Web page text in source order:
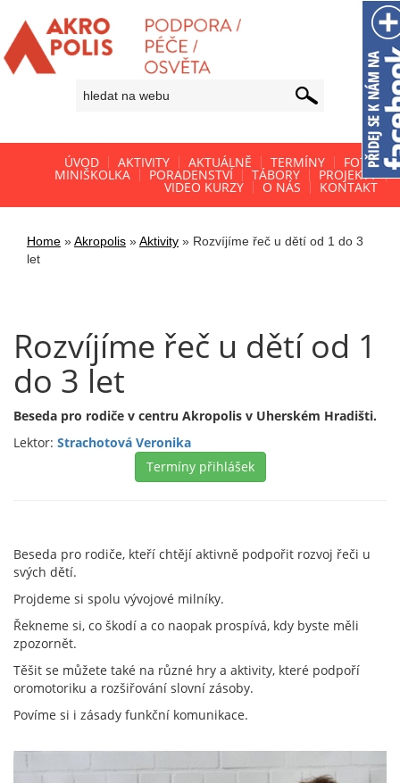
ÚVOD AKTIVITY AKTUÁLNĚ TERMÍNY FOTO
MINIŠKOLKA PORADENSTVÍ TÁBORY PROJEKTY
VIDEO KURZY O NÁS KONTAKT
Home »Akropolis »Aktivity » Rozvíjíme řeč u dětí od 1 do 3
let
Rozvíjíme řeč u dětí od 1
do 3 let
Beseda pro rodiče v centru Akropolis v Uherském Hradišti.
Lektor: Strachotová Veronika
Termíny přihlášek
Beseda pro rodiče, kteří chtějí aktivně podpořit rozvoj řeči u
svých dětí.
Projdeme si spolu vývojové milníky.
Řekneme si, co škodí a co naopak prospívá, kdy byste měli
zpozornět.
Těšit se můžete také na různé hry a aktivity, které podpoří
oromotoriku a rozšiřování slovní zásoby.
Povíme si i zásady funkční komunikace.